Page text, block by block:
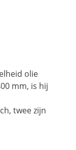
olie
mm, is hij
twee zijn